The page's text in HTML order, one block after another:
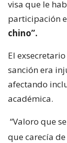
visa que le
participación
chino”.
El
sanción era
afectando
académica.
“Valoro que
que carecía